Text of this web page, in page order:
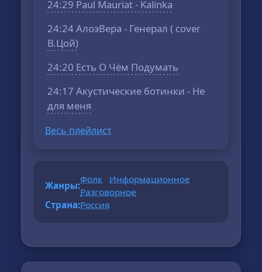
24:29 Paul Mauriat - Kalinka
24:24 АлоэВера - Генерал ( cover
В.Цой)
24:20 Есть О Чём Подумать
24:17 Акустические ботинки - Не
для меня
Весь плейлист
Жанры:
Фолк
Информационное
Разговорное
Страна:Россия